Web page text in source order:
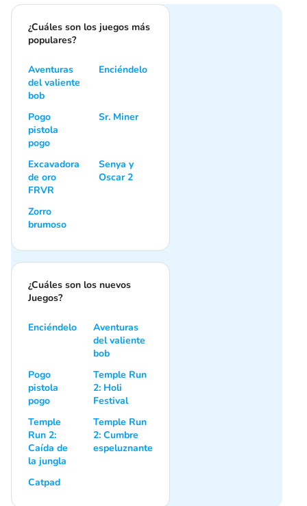
¿Cuáles son los juegos más
populares?
Aventuras
del valiente
bob
Enciéndelo
Pogo
pistola
pogo
Sr. Miner
Excavadora
de oro
FRVR
Senya y
Oscar 2
Zorro
brumoso
¿Cuáles son los nuevos
Juegos?
Enciéndelo
Aventuras
del valiente
bob
Pogo
pistola
pogo
Temple Run
2: Holi
Festival
Temple
Run 2:
Caída de
la jungla
Temple Run
2: Cumbre
espeluznante
Сatpad